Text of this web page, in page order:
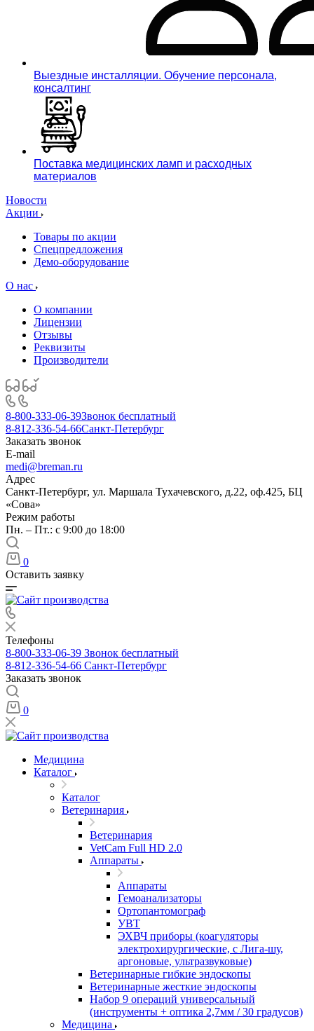
Выездные инсталляции. Обучение персонала,
консалтинг
Поставка медицинских ламп и расходных
материалов
Новости
Акции
Товары по акции
Спецпредложения
Демо-оборудование
О нас
О компании
Лицензии
Отзывы
Реквизиты
Производители
8-800-333-06-39Звонок бесплатный
8-812-336-54-66Санкт-Петербург
Заказать звонок
E-mail
medi@breman.ru
Адрес
Санкт-Петербург, ул. Маршала Тухачевского, д.22, оф.425, БЦ
«Сова»
Режим работы
Пн. – Пт.: с 9:00 до 18:00
0
Оставить заявку
Телефоны
8-800-333-06-39 Звонок бесплатный
8-812-336-54-66 Санкт-Петербург
Заказать звонок
0
Медицина
Каталог
Каталог
Ветеринария
Ветеринария
VetCam Full HD 2.0
Аппараты
Аппараты
Гемоанализаторы
Ортопантомограф
УВТ
ЭХВЧ приборы (коагуляторы
электрохирургические, с Лига-шу,
аргоновые, ультразвуковые)
Ветеринарные гибкие эндоскопы
Ветеринарные жесткие эндоскопы
Набор 9 операций универсальный
(инструменты + оптика 2,7мм / 30 градусов)
Медицина